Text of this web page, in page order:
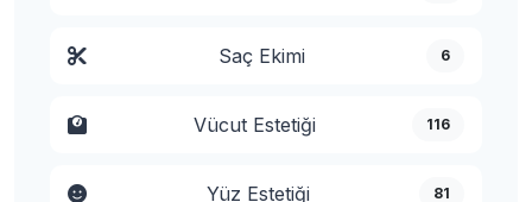
Saç Ekimi 6
Vücut Estetiği 116
Yüz Estetiği 81